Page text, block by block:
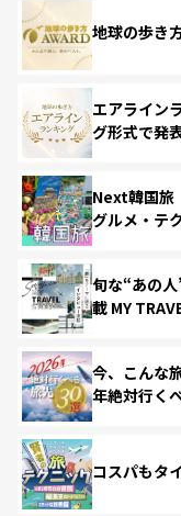
地球の歩き
エアライン
グ形式で発
Next韓国旅
グルメ・テ
旬な“あの
載 MY
今、こんな
年絶対行く
コスパもタ